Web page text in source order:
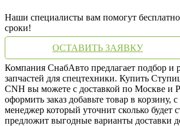
Наши специалисты вам помогут
сроки!
ОСТАВИТЬ ЗАЯВКУ
Компания СнабАвто предлагает подбор и
запчастей для спецтехники. Купить
CNH вы можете с доставкой по Москве и
оформить заказ добавьте товар в корзину,
менеджер который уточнит сколько будет
предложит выгодные варианты доставки